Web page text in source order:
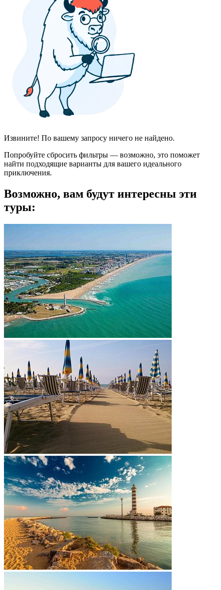
Извините! По вашему запросу ничего не найдено.
Попробуйте сбросить фильтры — возможно, это поможет
найти подходящие варианты для вашего идеального
приключения.
Возможно, вам будут интересны эти
туры: